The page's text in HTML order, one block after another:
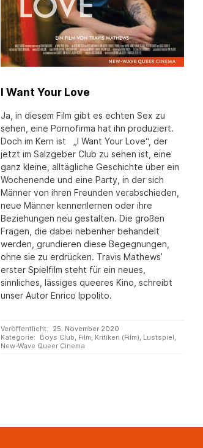
I Want Your Love
Ja, in diesem Film gibt es echten Sex zu
sehen, eine Pornofirma hat ihn produziert.
Doch im Kern ist „I Want Your Love“, der
jetzt im Salzgeber Club zu sehen ist, eine
ganz kleine, alltägliche Geschichte über ein
Wochenende und eine Party, in der sich
Männer von ihren Freunden verabschieden,
neue Männer kennenlernen oder ihre
Beziehungen neu gestalten. Die großen
Fragen, die dabei nebenher behandelt
werden, grundieren diese Begegnungen,
ohne sie zu erdrücken. Travis Mathews’
erster Spielfilm steht für ein neues,
sinnliches, lässiges queeres Kino, schreibt
unser Autor Enrico Ippolito.
Veröffentlicht:
25. November 2020
Kategorie:
Boys Club Film Kritiken (Film) Lustspiel
New-Wave Queer Cinema